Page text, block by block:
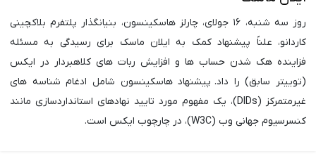
روز سه شنبه، ۱۶ جولای، چارلز هاسکینسون، بنیانگذار پلتفرم بلاکچینی
کاردانو، علناً پیشنهاد کمک به ایلان ماسک برای رسیدگی به مسئله
فزاینده هک شدن حساب ها و افزایش ربات های کلاهبردار در ایکس
(توییتر سابق) را داد. پیشنهاد هاسکینسون شامل ادغام شناسه های
غیرمتمرکز (DIDs)، یک مفهوم مورد تایید نهادهای استانداردسازی مانند
کنسرسیوم جهانی وب (W3C)، در چارچوب ایکس است.